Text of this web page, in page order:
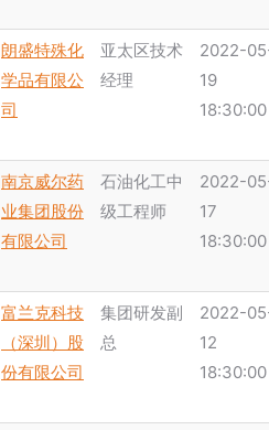
朗盛特殊化
学品有限公
司
亚太区技术
经理
2022-
19
18:30:00
南京威尔药
业集团股份
有限公司
石油化工中
级工程师
2022-
17
18:30:00
富兰克科技
（深圳）股
份有限公司
集团研发副
总
2022-
12
18:30:00